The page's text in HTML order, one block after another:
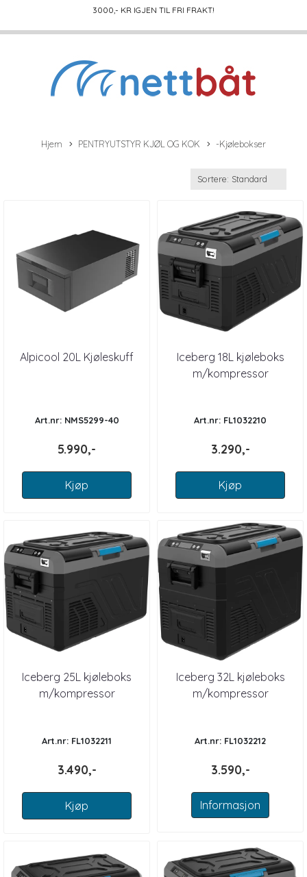
3000,- KR IGJEN TIL FRI FRAKT!
Hjem PENTRYUTSTYR KJØL OG KOK -Kjølebokser
Alpicool 20L Kjøleskuff
Art.nr: NMS5299-40
5.990,-
Kjøp
Iceberg 18L kjøleboks
m/kompressor
Art.nr: FL1032210
3.290,-
Kjøp
Iceberg 25L kjøleboks
m/kompressor
Art.nr: FL1032211
3.490,-
Kjøp
Iceberg 32L kjøleboks
m/kompressor
Art.nr: FL1032212
3.590,-
Informasjon